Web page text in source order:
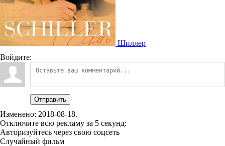
Шиллер
Войдите:
Отправить
Изменено: 2018-08-18.
Отключите всю рекламу за 5 секунд:
Авторизуйтесь через свою соцсеть
Случайный фильм